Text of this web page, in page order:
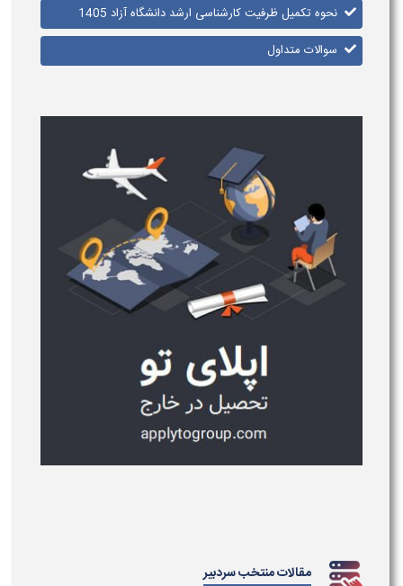
نحوه تکمیل ظرفیت کارشناسی ارشد دانشگاه آزاد 1405
سوالات متداول
مقالات منتخب سردبیر